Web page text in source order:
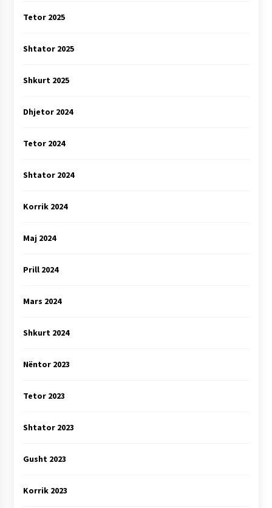
Tetor 2025
Shtator 2025
Shkurt 2025
Dhjetor 2024
Tetor 2024
Shtator 2024
Korrik 2024
Maj 2024
Prill 2024
Mars 2024
Shkurt 2024
Nëntor 2023
Tetor 2023
Shtator 2023
Gusht 2023
Korrik 2023